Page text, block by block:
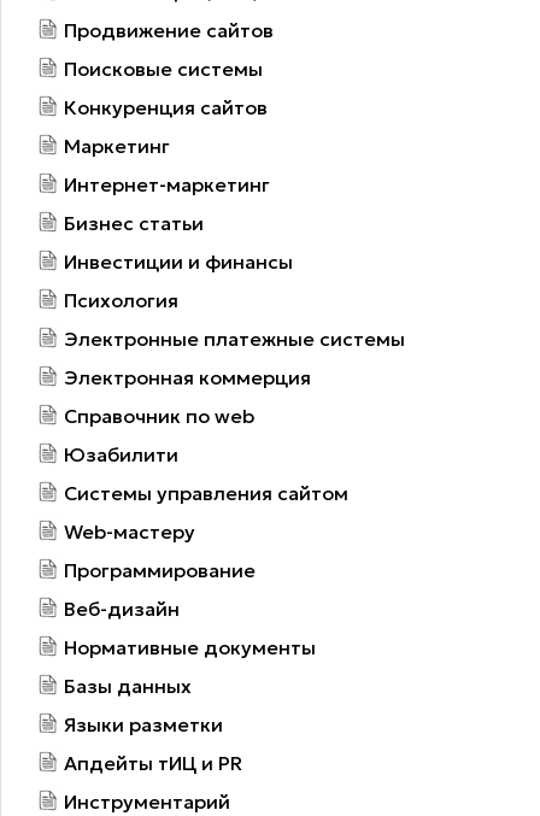
Продвижение сайтов
Поисковые системы
Конкуренция сайтов
Маркетинг
Интернет-маркетинг
Бизнес статьи
Инвестиции и финансы
Психология
Электронные платежные системы
Электронная коммерция
Справочник по web
Юзабилити
Системы управления сайтом
Web-мастеру
Программирование
Веб-дизайн
Нормативные документы
Базы данных
Языки разметки
Апдейты тИЦ и PR
Инструментарий